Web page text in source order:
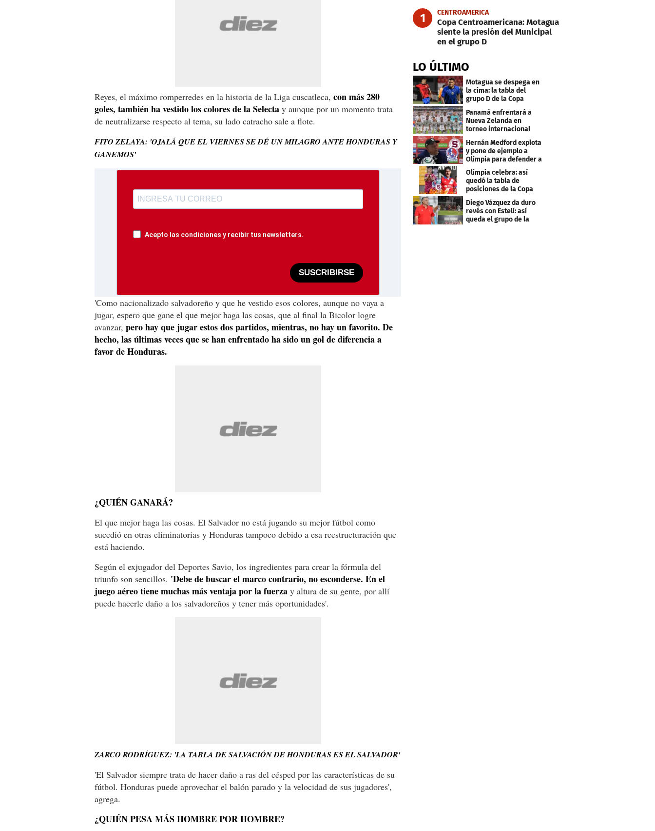
Reyes, el máximo romperredes en la historia de la Liga cuscatleca, con más 280
goles, también ha vestido los colores de la Selecta y aunque por un momento trata
de neutralizarse respecto al tema, su lado catracho sale a flote.
FITO ZELAYA: 'OJALÁ QUE EL VIERNES SE DÉ UN MILAGRO ANTE HONDURAS Y
GANEMOS'
Acepto las condiciones y recibir tus newsletters.
SUSCRIBIRSE
'Como nacionalizado salvadoreño y que he vestido esos colores, aunque no vaya a
jugar, espero que gane el que mejor haga las cosas, que al final la Bicolor logre
avanzar, pero hay que jugar estos dos partidos, mientras, no hay un favorito. De
hecho, las últimas veces que se han enfrentado ha sido un gol de diferencia a
favor de Honduras.
¿QUIÉN GANARÁ?
El que mejor haga las cosas. El Salvador no está jugando su mejor fútbol como
sucedió en otras eliminatorias y Honduras tampoco debido a esa reestructuración que
está haciendo.
Según el exjugador del Deportes Savio, los ingredientes para crear la fórmula del
triunfo son sencillos. 'Debe de buscar el marco contrario, no esconderse. En el
juego aéreo tiene muchas más ventaja por la fuerza y altura de su gente, por allí
puede hacerle daño a los salvadoreños y tener más oportunidades'.
ZARCO RODRÍGUEZ: 'LA TABLA DE SALVACIÓN DE HONDURAS ES EL SALVADOR'
'El Salvador siempre trata de hacer daño a ras del césped por las características de su
fútbol. Honduras puede aprovechar el balón parado y la velocidad de sus jugadores',
agrega.
¿QUIÉN PESA MÁS HOMBRE POR HOMBRE?
1 CENTROAMERICA
Copa Centroamericana: Motagua
siente la presión del Municipal
en el grupo D
LO ÚLTIMO
Motagua se despega en
la cima: la tabla del
grupo D de la Copa
Centroamericana
Panamá enfrentará a
Nueva Zelanda en
torneo internacional
durante Fecha FIFA
Hernán Medford explota
y pone de ejemplo a
Olimpia para defender a
Saprissa
Olimpia celebra: así
quedó la tabla de
posiciones de la Copa
Centroamericana
Diego Vázquez da duro
revés con Estelí: así
queda el grupo de la